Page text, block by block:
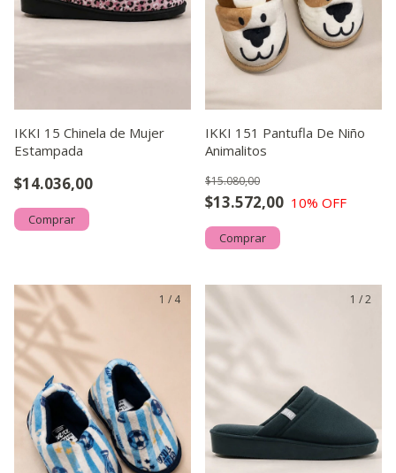
IKKI 15 Chinela de Mujer
Estampada
$14.036,00
Comprar
IKKI 151 Pantufla De Niño
Animalitos
$13.572,00
$15.080,00
10% OFF
Comprar
1 / 4 1 /2